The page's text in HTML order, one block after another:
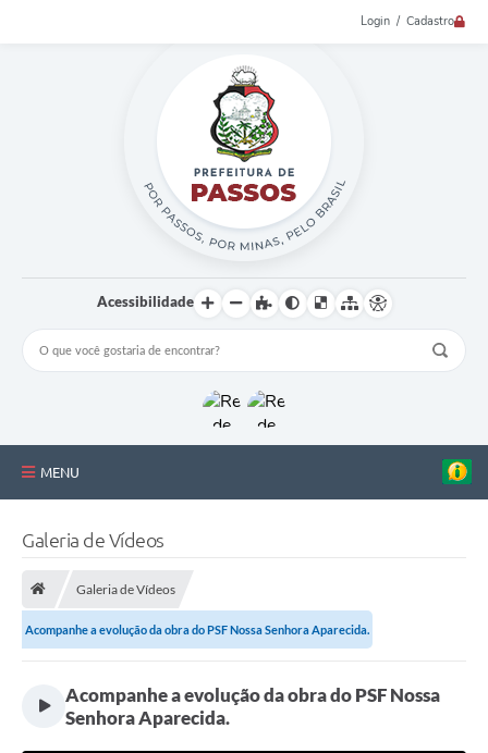
Login / Cadastro
Acessibilidade
MENU
Estrutura Administrativa
Galeria de Fotos
Galeria de Vídeos
Galeria de Vídeos
Acompanhe a evolução da obra do PSF Nossa Senhora Aparecida.
Acompanhe a evolução da obra do PSF Nossa
Senhora Aparecida.